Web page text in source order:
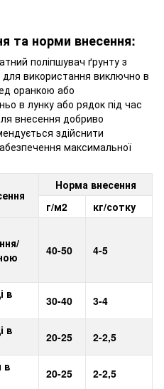
та норми внесення:
поліпшувач ґрунту з
використання виключно в
оранкою або
в лунку або рядок під час
внесення добриво
здійснити
максимальної
Норма внесення
г/м2
кг/сотку
40-50 4-5
в
30-40 3-4
в
20-25 2-2,5
в
20-25 2-2,5